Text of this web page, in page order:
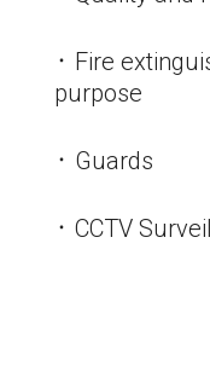
᛫ Fire
purpose
᛫ Guards
᛫ CCTV